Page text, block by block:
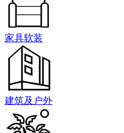
家具软装
建筑及户外